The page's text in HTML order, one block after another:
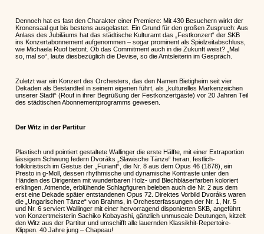
Dennoch hat es fast den Charakter einer Premiere: Mit 430 Besuchern wirkt der
Kronensaal gut bis bestens ausgelastet. Ein Grund für den großen Zuspruch: Aus
Anlass des Jubiläums hat das städtische Kulturamt das „Festkonzert“ der SKB
ins Konzertabonnement aufgenommen – sogar prominent als Spielzeitabschluss,
wie Michaela Ruof betont. Ob das Commitment auch in die Zukunft weist? „Mal
so, mal so“, laute diesbezüglich die Devise, so die Amtsleiterin im Gespräch.
Zuletzt war ein Konzert des Orchesters, das den Namen Bietigheim seit vier
Dekaden als Bestandteil in seinem eigenen führt, als „kulturelles Markenzeichen
unserer Stadt“ (Rouf in ihrer Begrüßung der Festkonzertgäste) vor 20 Jahren Teil
des städtischen Abonnementprogramms gewesen.
Der Witz in der Partitur
Plastisch und pointiert gestaltete Wallinger die erste Hälfte, mit einer Extraportion
lässigem Schwung federn Dvoráks „Slawische Tänze“ heran, festlich-
folkloristisch im Gestus der „Furiant“, die Nr. 8 aus dem Opus 46 (1878), ein
Presto in g-Moll, dessen rhythmische und dynamische Kontraste unter den
Händen des Dirigenten mit wunderbaren Holz- und Blechbläserfarben koloriert
erklingen. Atmende, erblühende Schlagfiguren beleben auch die Nr. 2 aus dem
erst eine Dekade später entstandenen Opus 72. Direktes Vorbild Dvoráks waren
die „Ungarischen Tänze“ von Brahms, in Orchesterfassungen der Nr. 1, Nr. 5
und Nr. 6 serviert Wallinger mit einer hervorragend disponierten SKB, angeführt
von Konzertmeisterin Sachiko Kobayashi, gänzlich unmuseale Deutungen, kitzelt
den Witz aus der Partitur und umschifft alle lauernden Klassikhit-Repertoire-
Klippen. 40 Jahre jung – Chapeau!